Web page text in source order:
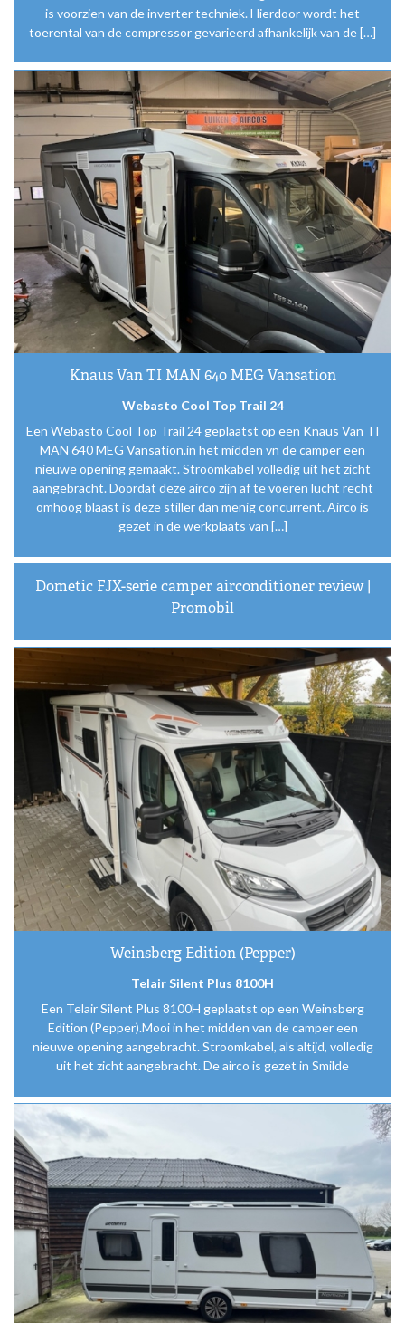
is voorzien van de inverter techniek. Hierdoor wordt het
toerental van de compressor gevarieerd afhankelijk van de […]
Knaus Van TI MAN 640 MEG Vansation
Webasto Cool Top Trail 24
Een Webasto Cool Top Trail 24 geplaatst op een Knaus Van TI
MAN 640 MEG Vansation.in het midden vn de camper een
nieuwe opening gemaakt. Stroomkabel volledig uit het zicht
aangebracht. Doordat deze airco zijn af te voeren lucht recht
omhoog blaast is deze stiller dan menig concurrent. Airco is
gezet in de werkplaats van […]
Dometic FJX-serie camper airconditioner review |
Promobil
Weinsberg Edition (Pepper)
Telair Silent Plus 8100H
Een Telair Silent Plus 8100H geplaatst op een Weinsberg
Edition (Pepper).Mooi in het midden van de camper een
nieuwe opening aangebracht. Stroomkabel, als altijd, volledig
uit het zicht aangebracht. De airco is gezet in Smilde